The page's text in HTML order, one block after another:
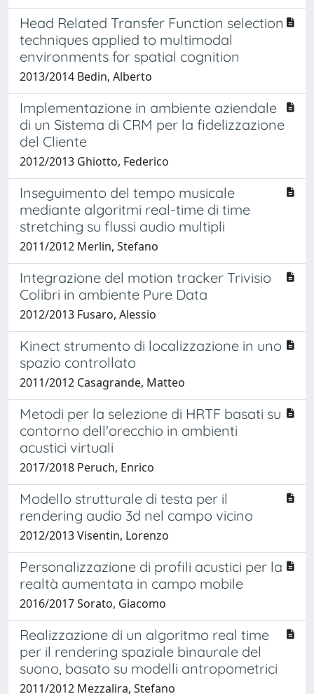
Head Related Transfer Function selection
techniques applied to multimodal
environments for spatial cognition
2013/2014 Bedin, Alberto
Implementazione in ambiente aziendale
di un Sistema di CRM per la fidelizzazione
del Cliente
2012/2013 Ghiotto, Federico
Inseguimento del tempo musicale
mediante algoritmi real-time di time
stretching su flussi audio multipli
2011/2012 Merlin, Stefano
Integrazione del motion tracker Trivisio
Colibri in ambiente Pure Data
2012/2013 Fusaro, Alessio
Kinect strumento di localizzazione in uno
spazio controllato
2011/2012 Casagrande, Matteo
Metodi per la selezione di HRTF basati su
contorno dell'orecchio in ambienti
acustici virtuali
2017/2018 Peruch, Enrico
Modello strutturale di testa per il
rendering audio 3d nel campo vicino
2012/2013 Visentin, Lorenzo
Personalizzazione di profili acustici per la
realtà aumentata in campo mobile
2016/2017 Sorato, Giacomo
Realizzazione di un algoritmo real time
per il rendering spaziale binaurale del
suono, basato su modelli antropometrici
2011/2012 Mezzalira, Stefano